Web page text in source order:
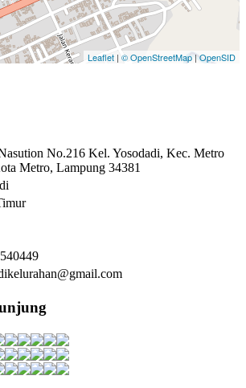
Leaflet | © OpenStreetMap|OpenSID
No.216 Kel. Yosodadi, Kec. Metro
Metro, Lampung 34381